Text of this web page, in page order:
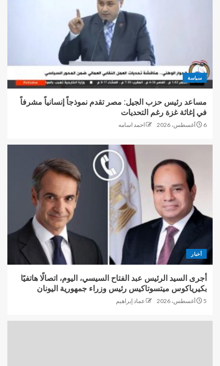
سياسة
مساعد رئيس حزب الجيل: مصر تقدم نموذجاً إنسانياً مشرفاً
في إغاثة غزة رغم التحديات
6 أغسطس، 2026 احمد اسامه
أخبار
أجرى السيد الرئيس عبد الفتاح السيسي، اليوم، اتصالًا هاتفيًا
بكيرياكوس ميتسوتاكيس رئيس وزراء جمهورية اليونان
5 أغسطس، 2026 عماد إبراهيم